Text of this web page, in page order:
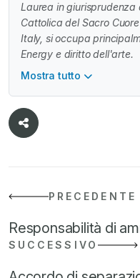
Laurea in giurisprudenza
Cattolica del Sacro
Italy, si occupa
Energy e diritto dell'arte.
Mostra tutto
PRECEDENTE
Responsabilità di
SUCCESSIVO